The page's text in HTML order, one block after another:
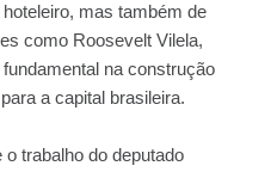
mas também de
como Roosevelt Vilela,
na construção
a capital brasileira.
trabalho do deputado